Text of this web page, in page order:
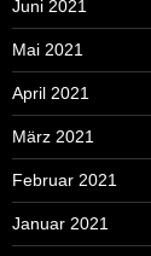
Juni 2021
Mai 2021
April 2021
März 2021
Februar 2021
Januar 2021